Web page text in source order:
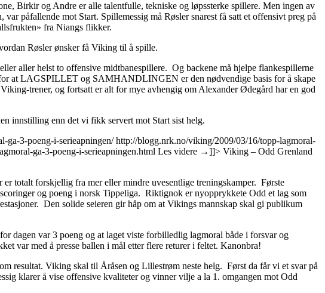
Birkir og Andre er alle talentfulle, tekniske og løpssterke spillere. Men ingen av
påfallende mot Start. Spillemessig må Røsler snarest få satt et offensivt preg på
fra Niangs flikker.
Røsler ønsker få Viking til å spille.
aller helst to offensive midtbanespillere. Og backene må hjelpe flankespillerne
at LAGSPILLET og SAMHANDLINGEN er den nødvendige basis for å skape
trener, og fortsatt er alt for mye avhengig om Alexander Ødegård har en god
innstilling enn det vi fikk servert mot Start sist helg.
ga-3-poeng-i-serieapningen/http://blogg.nrk.no/viking/2009/03/16/topp-lagmoral-
ga-3-poeng-i-serieapningen.html Les videre →]]> Viking – Odd Grenland
totalt forskjellig fra mer eller mindre uvesentlige treningskamper. Første
og poeng i norsk Tippeliga. Riktignok er nyopprykkete Odd et lag som
Den solide seieren gir håp om at Vikings mannskap skal gi publikum
dagen var 3 poeng og at laget viste forbilledlig lagmoral både i forsvar og
var med å presse ballen i mål etter flere returer i feltet. Kanonbra!
resultat. Viking skal til Åråsen og Lillestrøm neste helg. Først da får vi et svar på
klarer å vise offensive kvaliteter og vinner vilje a la 1. omgangen mot Odd